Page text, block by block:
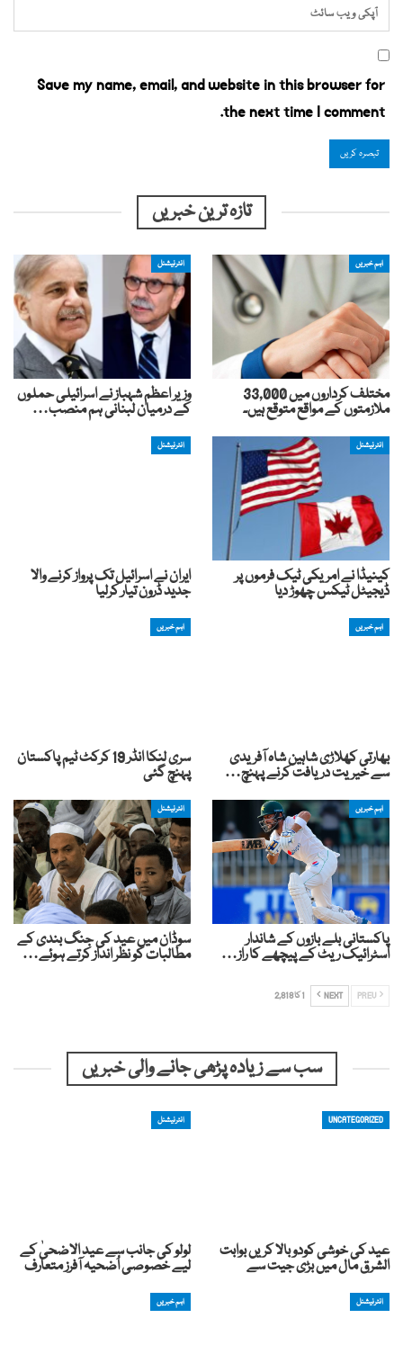
Save my name, email, and website in this browser for
the next time I comment.
تازہ ترین خبریں
اہم خبریں
مختلف کرداروں میں 33,000
ملازمتوں کے مواقع متوقع ہیں۔
انٹرنیشنل
وزیر اعظم شہباز نے اسرائیلی حملوں
کے درمیان لبنانی ہم منصب…
انٹرنیشنل
کینیڈا نے امریکی ٹیک فرموں پر
ڈیجیٹل ٹیکس چھوڑ دیا
انٹرنیشنل
ایران نے اسرائیل تک پرواز کرنے والا
جدید ڈرون تیار کرلیا
اہم خبریں
بھارتی کھلاڑی شاہین شاہ آفریدی
سے خیریت دریافت کرنے پہنچ…
اہم خبریں
سری لنکا انڈر 19 کرکٹ ٹیم پاکستان
پہنچ گئی
اہم خبریں
پاکستانی بلے بازوں کے شاندار
اسٹرائیک ریٹ کے پیچھے کا راز…
انٹرنیشنل
سوڈان میں عید کی جنگ بندی کے
مطالبات کو نظر انداز کرتے ہوئے…
NEXT 1 کا 2,818
سب سے زیادہ پڑھی جانے والی خبریں
UNCATEGORIZED
عید کی خوشی کودوبالا کریں بوابت
الشرق مال میں بڑی جیت سے
انٹرنیشنل
لولو کی جانب سے عید الاضحیٰ کے
لیے خصوصی اُضحیہ آفرز متعارف
انٹرنیشنل اہم خبریں